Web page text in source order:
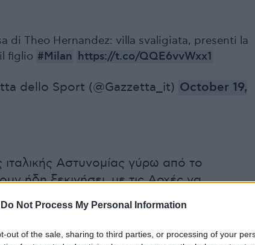
Do Not Process My Personal Information
out of the sale, sharing to third parties, or processing of your
di Theo Hernandez: villa svaligiata, presenti la
figlio #Milan https://t.co/QQE6vvWxx1
dello Sport (@Gazzetta_it) October 19,
ιταλικής Αστυνομίας γύρω από το
ήδη ξεκινήσει, με τις Αρχές να
και από την κατάθεση της συντρόφου του
αναγνώριση και εύρεση των δραστών.